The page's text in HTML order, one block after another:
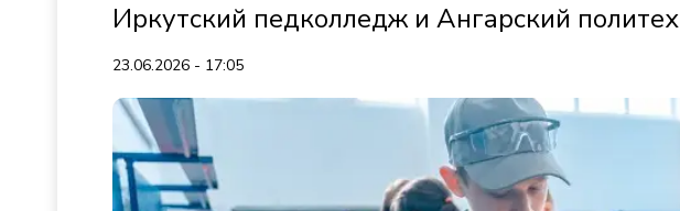
Иркутский педколледж и Ангарский
23.06.2026 - 17:05